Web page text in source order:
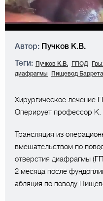
Автор: Пучков К.В.
Теги: Пучков К.В. ГПОД
диафрагмы
Пищевод Баррета
Хирургическое лечение
Оперирует профессор К.
Трансляция из
вмешательством по
отверстия диафрагмы
2 месяца после
абляция по поводу